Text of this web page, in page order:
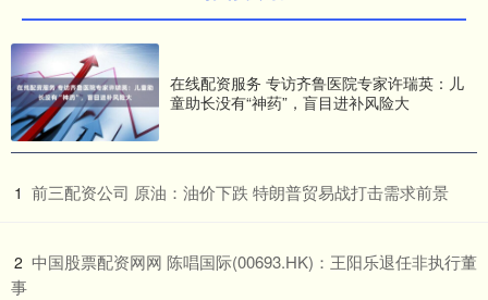
在线配资服务 专访齐鲁医院专家许瑞英：儿
童助长没有“神药”，盲目进补风险大
1 ​前三配资公司 原油：油价下跌 特朗普贸易战打击需求前景
2 ​中国股票配资网网 陈唱国际(00693.HK)：王阳乐退任非执行董
事